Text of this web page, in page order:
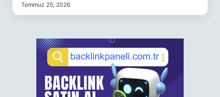
Temmuz 25, 2026